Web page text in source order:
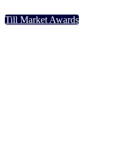
Till Market Awards